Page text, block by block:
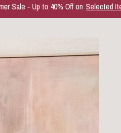
Sale - Up to 40% Off on Selected